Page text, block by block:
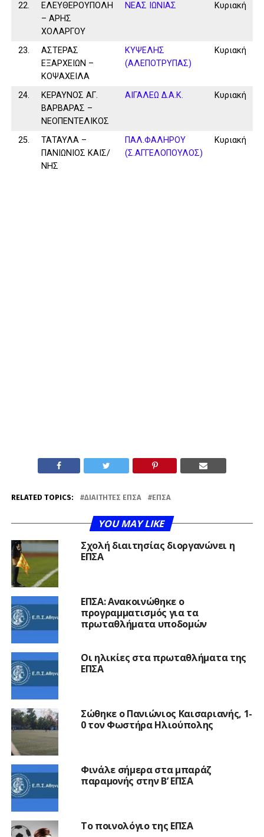
22.
ΕΛΕΥΘΕΡΟΥΠΟΛΗ
– ΑΡΗΣ
ΧΟΛΑΡΓΟΥ
ΝΕΑΣ ΙΩΝΙΑΣ Κυριακή
23.
ΑΣΤΕΡΑΣ
ΕΞΑΡΧΕΙΩΝ –
ΚΟΨΑΧΕΙΛΑ
ΚΥΨΕΛΗΣ
(ΑΛΕΠΟΤΡΥΠΑΣ)
Κυριακή
24.
ΚΕΡΑΥΝΟΣ ΑΓ.
ΒΑΡΒΑΡΑΣ –
ΝΕΟΠΕΝΤΕΛΙΚΟΣ
ΑΙΓΑΛΕΩ Δ.Α.Κ. Κυριακή
25.
ΤΑΤΑΥΛΑ –
ΠΑΝΙΩΝΙΟΣ ΚΑΙΣ/
ΝΗΣ
ΠΑΛ.ΦΑΛΗΡΟΥ
(Σ.ΑΓΓΕΛΟΠΟΥΛΟΣ)
Κυριακή
RELATED TOPICS: ΔΙΑΙΤΗΤΈΣ ΕΠΣΑ ΕΠΣΑ
YOU MAY LIKE
Σχολή διαιτησίας διοργανώνει η
ΕΠΣΑ
ΕΠΣΑ: Ανακοινώθηκε ο
προγραμματισμός για τα
πρωταθλήματα υποδομών
Οι ηλικίες στα πρωταθλήματα της
ΕΠΣΑ
Σώθηκε ο Πανιώνιος Καισαριανής, 1-
0 τον Φωστήρα Ηλιούπολης
Φινάλε σήμερα στα μπαράζ
παραμονής στην Β’ ΕΠΣΑ
Το ποινολόγιο της ΕΠΣΑ